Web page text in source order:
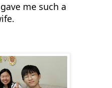
me such a